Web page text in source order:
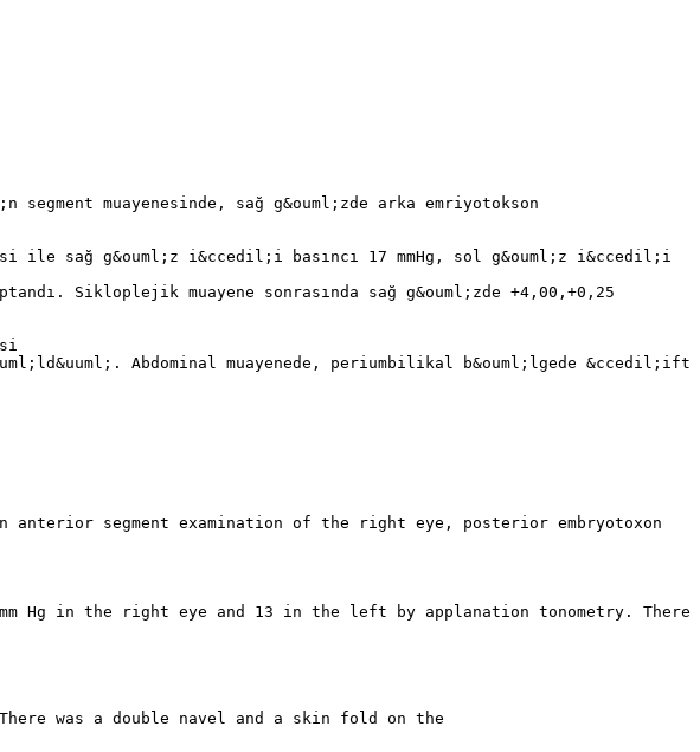
muayenesinde, sağ g&ouml;zde arka emriyotokson
sağ g&ouml;z i&ccedil;i basıncı 17 mmHg, sol g&ouml;z i&ccedil;i
Sikloplejik muayene sonrasında sağ g&ouml;zde +4,00,+0,25
Abdominal muayenede, periumbilikal b&ouml;lgede &ccedil;ift
segment examination of the right eye, posterior embryotoxon
Hg in the right eye and 13 in the left by applanation tonometry. There
was a double navel and a skin fold on the